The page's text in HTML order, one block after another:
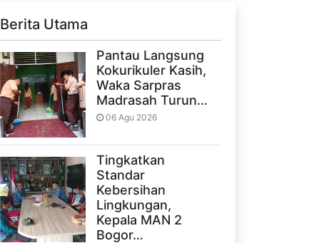
Berita Utama
Pantau Langsung
Kokurikuler Kasih,
Waka Sarpras
Madrasah Turun…
06 Agu 2026
Tingkatkan
Standar
Kebersihan
Lingkungan,
Kepala MAN 2
Bogor…